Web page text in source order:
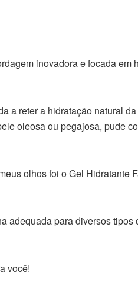
inovadora e focada em
a reter a hidratação natural
oleosa ou pegajosa, pude
olhos foi o Gel Hidratante
adequada para diversos
você!